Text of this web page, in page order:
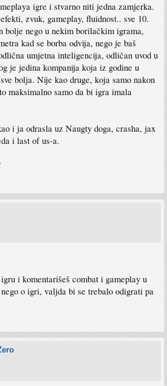
igre i stvarno niti jedna zamjerka.
zvuk, gameplay, fluidnost.. sve 10.
bolje nego u nekim borilačkim igrama,
kad se borba odvija, nego je baš
umjetna inteligencija, odličan uvod u
je jedina kompanija koja iz godine u
bolja. Nije kao druge, koja samo nakon
maksimalno samo da bi igra imala
i ja odrasla uz Naugty doga, crasha, jax
i last of us-a.
i komentarišeš combat i gameplay u
o igri, valjda bi se trebalo odigrati pa